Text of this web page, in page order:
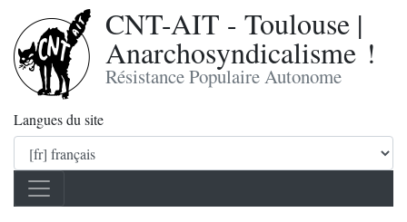
CNT-AIT - Toulouse |
Anarchosyndicalisme !
Résistance Populaire Autonome
Langues du site